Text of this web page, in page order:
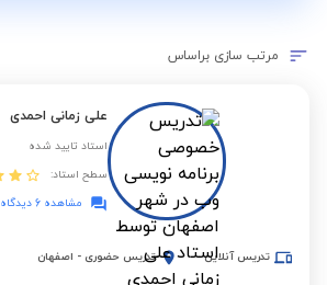
مرتب سازی براساس
علی زمانی احمدی
استاد تایید شده
سطح استاد:
مشاهده 6 دیدگاه
تدریس آنلاین تدریس حضوری - اصفهان